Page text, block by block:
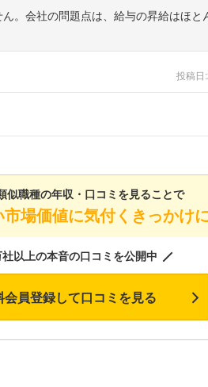
。会社の問題点は、給与の昇給はほと
投稿日:
似職種の年収・口コミを見ることで
場価値に気付くきっかけ
以上の本音の口コミを公開中
会員登録して口コミを見る